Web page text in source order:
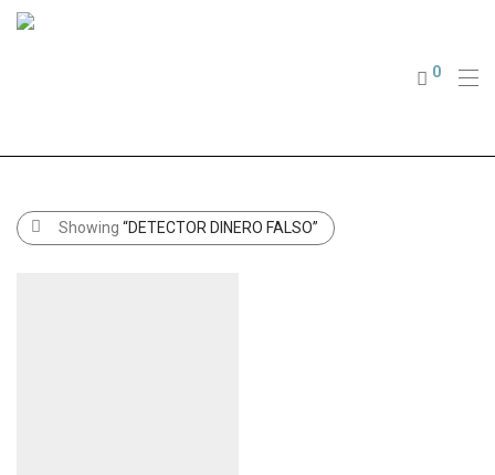
0
Showing “DETECTOR DINERO FALSO”